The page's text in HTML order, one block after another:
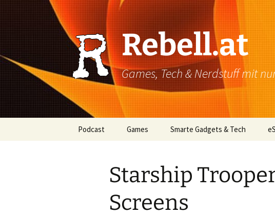
Rebell.at
Games, Tech & Nerdstuff mit
Podcast Games
Mac OS
Xbox
PlayStation
Smarte Gadgets & Tech
Starship
Screens